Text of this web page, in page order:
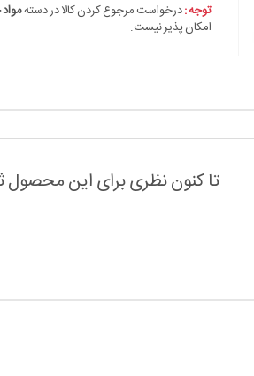
توجه :درخواست مرجوع کردن کالا در دسته
امکان پذیر نیست.
تا کنون نظری برای این